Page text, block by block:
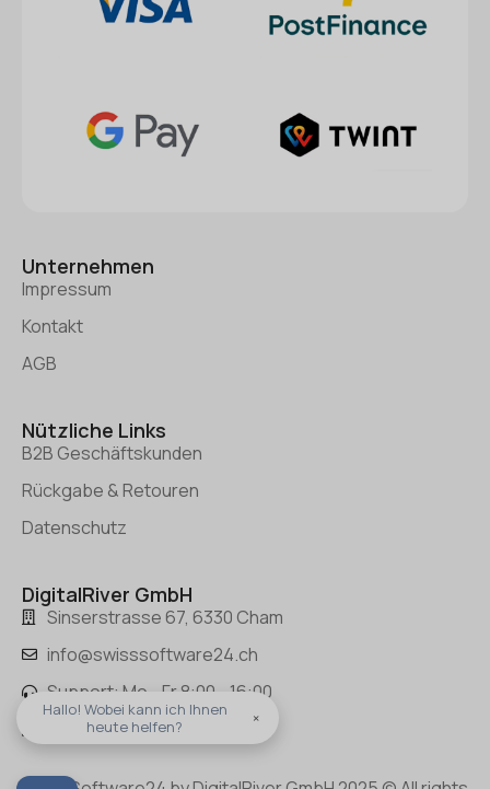
Unternehmen
Impressum
Kontakt
AGB
Nützliche Links
B2B Geschäftskunden
Rückgabe & Retouren
Datenschutz
DigitalRiver GmbH
Sinserstrasse 67, 6330 Cham
info@swisssoftware24.ch
Support: Mo - Fr 8:00 - 16:00
Tel.: +(41) 41 50 50 400
Hallo! Wobei kann ich Ihnen
heute helfen?
×